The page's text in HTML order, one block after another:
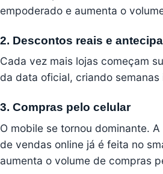
empoderado e aumenta o
2. Descontos reais e
Cada vez mais lojas começam
da data oficial, criando
3. Compras pelo celular
O mobile se tornou dominante.
de vendas online já é feita no
aumenta o volume de compras